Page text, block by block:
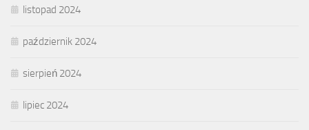
listopad 2024
październik 2024
sierpień 2024
lipiec 2024